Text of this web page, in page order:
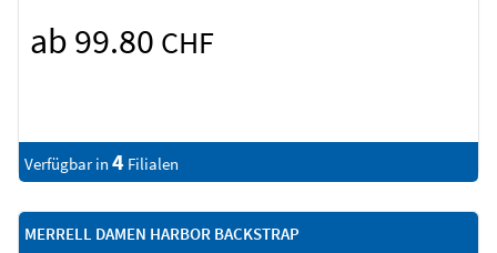
ab 99.80 CHF
Verfügbar in 4 Filialen
MERRELL DAMEN HARBOR BACKSTRAP